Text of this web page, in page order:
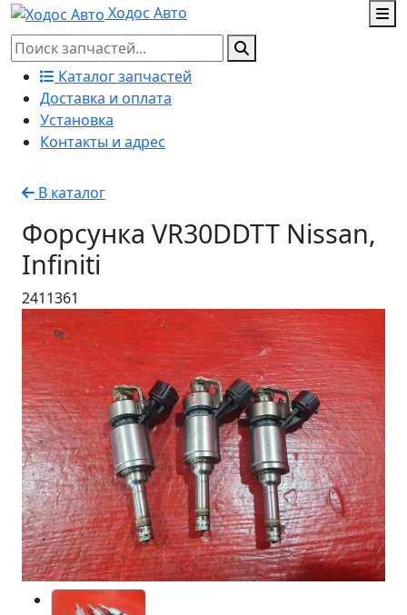
Ходос Авто
Каталог запчастей
Доставка и оплата
Установка
Контакты и адрес
В каталог
Форсунка VR30DDTT Nissan,
Infiniti
2411361